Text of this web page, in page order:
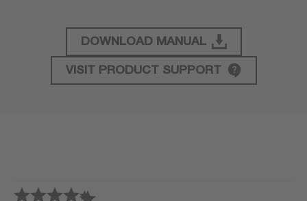
DOWNLOAD MANUAL
VISIT PRODUCT SUPPORT